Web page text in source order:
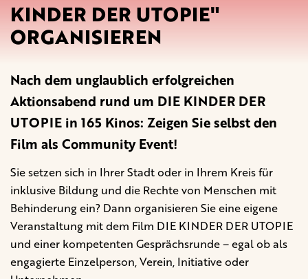
KINDER DER UTOPIE"
ORGANISIEREN
Nach dem unglaublich erfolgreichen
Aktionsabend rund um DIE KINDER DER
UTOPIE in 165 Kinos: Zeigen Sie selbst den
Film als Community Event!
Sie setzen sich in Ihrer Stadt oder in Ihrem Kreis für
inklusive Bildung und die Rechte von Menschen mit
Behinderung ein? Dann organisieren Sie eine eigene
Veranstaltung mit dem Film DIE KINDER DER UTOPIE
und einer kompetenten Gesprächsrunde – egal ob als
engagierte Einzelperson, Verein, Initiative oder